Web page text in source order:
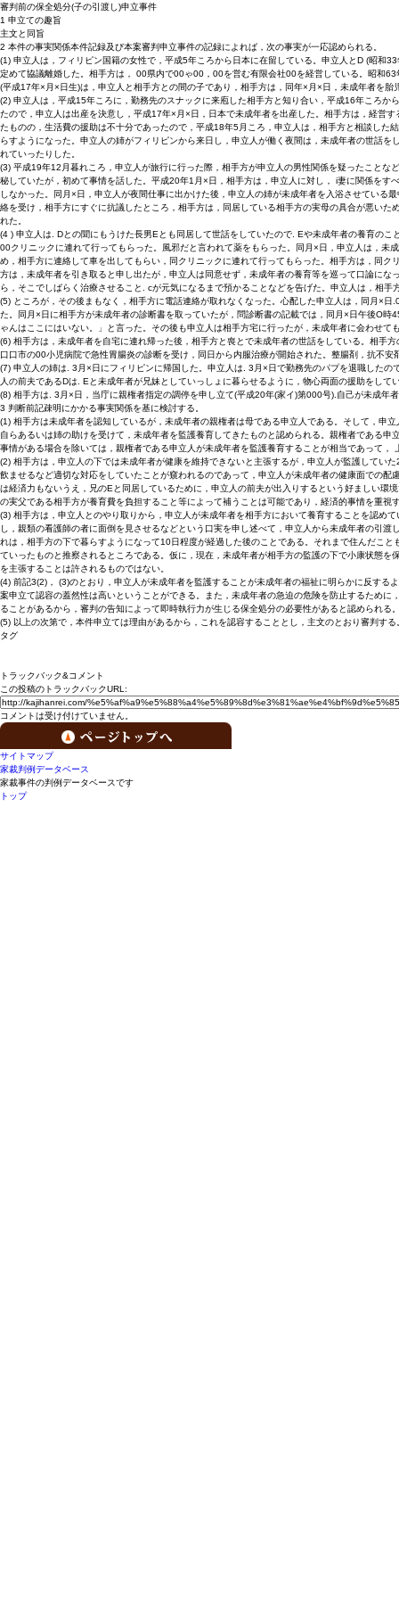
審判前の保全処分(子の引渡し)申立事件
1 申立ての趣旨
主文と同旨
2 本件の事実関係本件記録及び本案審判申立事件の記録によれば，次の事実が一応認められる。
(1) 申立人は，フィリピン国籍の女性で，平成5年ころから日本に在留している。申立人とD (昭
定めて協議離婚した。相手方は， 00県内で00ゃ00，00を営む有限会社00を経営している。昭和
(平成17年×月×日生)は，申立人と相手方との間の子であり，相手方は，同年×月×日，未成年者を
(2) 申立人は，平成15年ころに，勤務先のスナックに来庖した相手方と知り合い，平成16年ころ
たので，申立人は出産を決意し，平成17年×月×日，日本で未成年者を出産した。相手方は，経営
たものの，生活費の援助は不十分であったので，平成18年5月ころ，申立人は，相手方と相談し
らすようになった。申立人の姉がフィリピンから来日し，申立人が働く夜間は，未成年者の世話
れていったりした。
(3) 平成19年12月暮れころ，申立人が旅行に行った際，相手方が申立人の男性関係を疑ったこと
秘していたが，初めて事情を話した。平成20年1月×日，相手方は，申立人に対し， i妻に関係を
しなかった。同月×日，申立人が夜間仕事に出かけた後，申立人の姉が未成年者を入浴させてい
絡を受け，相手方にすぐに抗議したところ，相手方は，同居している相手方の実母の具合が悪い
れた。
(4 ) 申立人は. Dとの聞にもうけた長男Eとも同居して世話をしていたので. Eや未成年者の養育の
00クリニックに連れて行ってもらった。風邪だと言われて薬をもらった。同月×日，申立人は，
め，相手方に連絡して車を出してもらい，同クリニックに連れて行ってもらった。相手方は，同
方は，未成年者を引き取ると申し出たが，申立人は同意せず，未成年者の養育等を巡って口論に
ら，そこでしばらく治療させること. cが元気になるまで預かることなどを告げた。申立人は，相
(5) ところが，その後まもなく，相手方に電話連絡が取れなくなった。心配した申立人は，同月×
た。同月×日に相手方が未成年者の診断書を取っていたが，問診断書の記載では，同月×日午後O
ゃんはここにはいない。」と言った。その後も申立人は相手方宅に行ったが，未成年者に会わせて
(6) 相手方は，未成年者を自宅に連れ帰った後，相手方と喪とで未成年者の世話をしている。相手
口口市の00小児病院で急性胃腸炎の診断を受け，同日から内服治療が開始された。整腸剤，抗不安
(7) 申立人の姉は. 3月×日にフィリピンに帰国した。申立人は. 3月×日で勤務先のパプを退職した
人の前夫であるDは. Eと未成年者が兄妹としていっしょに暮らせるように，物心両面の援助をして
(8) 相手方は. 3月×日，当庁に親権者指定の調停を申し立て(平成20年(家イ)第000号).自己が未成年
3 判断前記疎明にかかる事実関係を基に検討する。
(1) 相手方は未成年者を認知しているが，未成年者の親権者は母である申立人である。そして，申
自らあるいは姉の助けを受けて，未成年者を監護養育してきたものと認められる。親権者である
事情がある場合を除いては，親権者である申立人が未成年者を監護養育することが相当であって，
(2) 相手方は，申立人の下では未成年者が健康を維持できないと主張するが，申立人が監護してい
飲ませるなど適切な対応をしていたことが窺われるのであって，申立人が未成年者の健康面での
は経済力もないうえ，兄のEと同居しているために，申立人の前夫が出入りするという好ましい
の実父である相手方が養育費を負担すること等によって補うことは可能であり，経済的事情を重
(3) 相手方は，申立人とのやり取りから，申立人が未成年者を相手方において養育することを認め
し，親類の看護師の者に面倒を見させるなどという口実を申し述べて，申立人から未成年者の引
れは，相手方の下で暮らすようになって10日程度が経過した後のことである。それまで住んだこ
ていったものと推察されるところである。仮に，現在，未成年者が相手方の監護の下で小康状態
を主張することは許されるものではない。
(4) 前記3(2)， (3)のとおり，申立人が未成年者を監護することが未成年者の福祉に明らかに反す
案申立て認容の蓋然性は高いということができる。また，未成年者の急迫の危険を防止するため
ることがあるから，審判の告知によって即時執行力が生じる保全処分の必要性があると認められる
(5) 以上の次第で，本件申立ては理由があるから，これを認容することとし，主文のとおり審判す
タグ
トラックバック&コメント
この投稿のトラックバックURL:
コメントは受け付けていません。
サイトマップ
家裁判例データベース
家裁事件の判例データベースです
トップ